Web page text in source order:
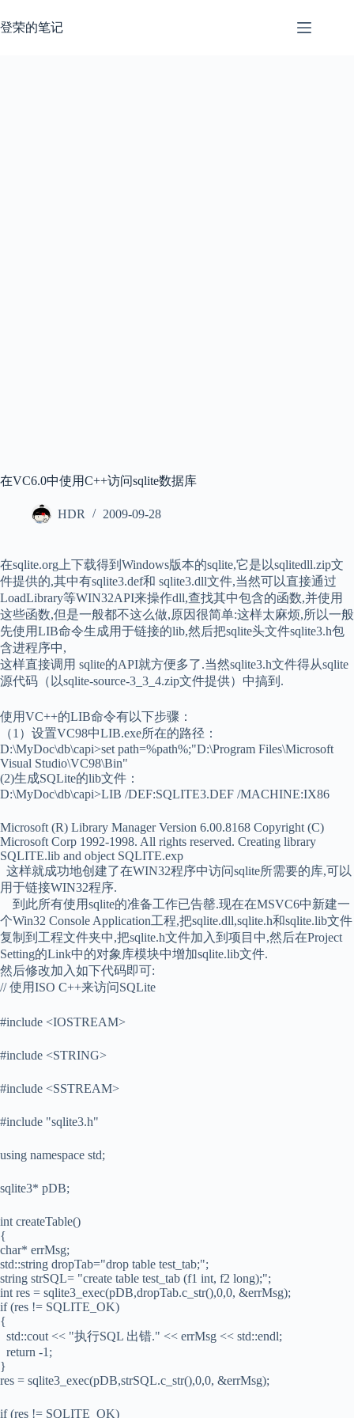
过
登荣的笔记
在VC6.0中使用C++访问sqlite数据库
HDR 2009-09-28
在sqlite.org上下载得到Windows版本的sqlite,它是以sqlitedll.zip文
件提供的,其中有sqlite3.def和 sqlite3.dll文件,当然可以直接通过
LoadLibrary等WIN32API来操作dll,查找其中包含的函数,并使用
这些函数,但是一般都不这么做,原因很简单:这样太麻烦,所以一般
先使用LIB命令生成用于链接的lib,然后把sqlite头文件sqlite3.h包
含进程序中,
这样直接调用 sqlite的API就方便多了.当然sqlite3.h文件得从sqlite
源代码（以sqlite-source-3_3_4.zip文件提供）中搞到.
使用VC++的LIB命令有以下步骤：
（1）设置VC98中LIB.exe所在的路径：
D:\MyDoc\db\capi>set path=%path%;"D:\Program Files\Microsoft
Visual Studio\VC98\Bin"
(2)生成SQLite的lib文件：
D:\MyDoc\db\capi>LIB /DEF:SQLITE3.DEF /MACHINE:IX86
Microsoft (R) Library Manager Version 6.00.8168 Copyright (C)
Microsoft Corp 1992-1998. All rights reserved. Creating library
SQLITE.lib and object SQLITE.exp
这样就成功地创建了在WIN32程序中访问sqlite所需要的库,可以
用于链接WIN32程序.
到此所有使用sqlite的准备工作已告罄.现在在MSVC6中新建一
个Win32 Console Application工程,把sqlite.dll,sqlite.h和sqlite.lib文件
复制到工程文件夹中,把sqlite.h文件加入到项目中,然后在Project
Setting的Link中的对象库模块中增加sqlite.lib文件.
然后修改加入如下代码即可:
// 使用ISO C++来访问SQLite
#include <IOSTREAM>
#include <STRING>
#include <SSTREAM>
#include "sqlite3.h"
using namespace std;
sqlite3* pDB;
int createTable()
{
char* errMsg;
std::string dropTab="drop table test_tab;";
string strSQL= "create table test_tab (f1 int, f2 long);";
int res = sqlite3_exec(pDB,dropTab.c_str(),0,0, &errMsg);
if (res != SQLITE_OK)
{
std::cout << "执行SQL 出错." << errMsg << std::endl;
return -1;
}
res = sqlite3_exec(pDB,strSQL.c_str(),0,0, &errMsg);
if (res != SQLITE_OK)